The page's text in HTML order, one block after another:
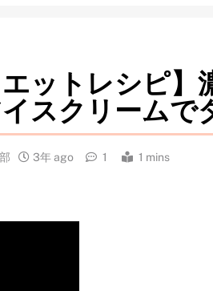
エットレシピ
スクリームで
3年 ago 1 1 mins